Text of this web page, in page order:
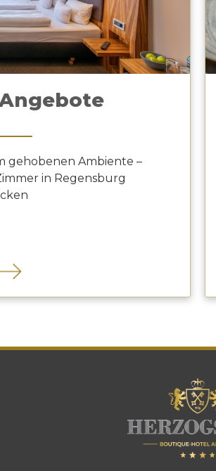
gehobenen Ambiente –
in Regensburg